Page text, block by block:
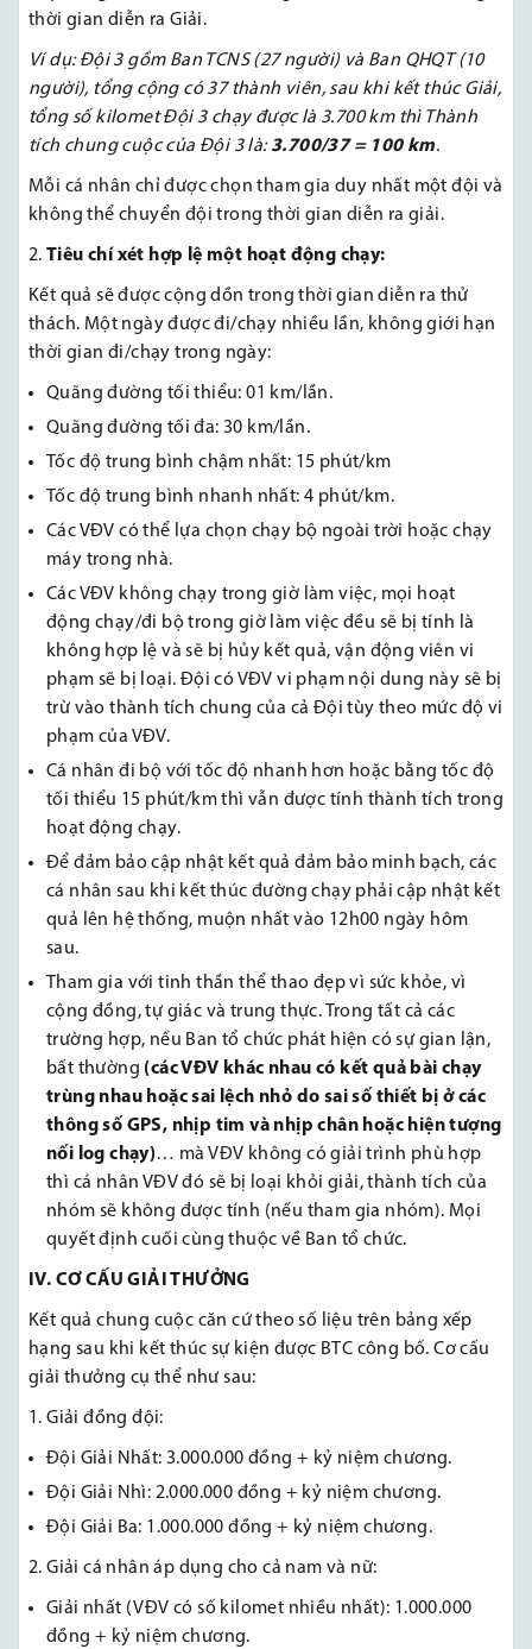
thời gian diễn ra Giải.
Ví dụ: Đội 3 gồm Ban TCNS (27 người) và Ban QHQT (10
người), tổng cộng có 37 thành viên, sau khi kết thúc Giải,
tổng số kilomet Đội 3 chạy được là 3.700 km thì Thành
tích chung cuộc của Đội 3 là:3.700/37 = 100 km.
Mỗi cá nhân chỉ được chọn tham gia duy nhất một đội và
không thể chuyển đội trong thời gian diễn ra giải.
Tiêu chí xét hợp lệ một hoạt động chạy:
Kết quả sẽ được cộng dồn trong thời gian diễn ra thử
thách. Một ngày được đi/chạy nhiều lần, không giới hạn
thời gian đi/chạy trong ngày:
Quãng đường tối thiểu: 01 km/lần.
Quãng đường tối đa: 30 km/lần.
Tốc độ trung bình chậm nhất: 15 phút/km
Tốc độ trung bình nhanh nhất: 4 phút/km.
Các VĐV có thể lựa chọn chạy bộ ngoài trời hoặc chạy
máy trong nhà.
Các VĐV không chạy trong giờ làm việc, mọi hoạt
động chạy/đi bộ trong giờ làm việc đều sẽ bị tính là
không hợp lệ và sẽ bị hủy kết quả, vận động viên vi
phạm sẽ bị loại. Đội có VĐV vi phạm nội dung này sẽ bị
trừ vào thành tích chung của cả Đội tùy theo mức độ vi
phạm của VĐV.
Cá nhân đi bộ với tốc độ nhanh hơn hoặc bằng tốc độ
tối thiểu 15 phút/km thì vẫn được tính thành tích trong
hoạt động chạy.
Để đảm bảo cập nhật kết quả đảm bảo minh bạch, các
cá nhân sau khi kết thúc đường chạy phải cập nhật kết
quả lên hệ thống, muộn nhất vào 12h00 ngày hôm
sau.
Tham gia với tinh thần thể thao đẹp vì sức khỏe, vì
cộng đồng, tự giác và trung thực. Trong tất cả các
trường hợp, nếu Ban tổ chức phát hiện có sự gian lận,
bất thường (các VĐV khác nhau có kết quả bài chạy
trùng nhau hoặc sai lệch nhỏ do sai số thiết bị ở các
thông số GPS, nhịp tim và nhịp chân hoặc hiện tượng
nối log chạy)… mà VĐV không có giải trình phù hợp
thì cá nhân VĐV đó sẽ bị loại khỏi giải, thành tích của
nhóm sẽ không được tính (nếu tham gia nhóm). Mọi
quyết định cuối cùng thuộc về Ban tổ chức.
IV. CƠ CẤU GIẢI THƯỞNG
Kết quả chung cuộc căn cứ theo số liệu trên bảng xếp
hạng sau khi kết thúc sự kiện được BTC công bố. Cơ cấu
giải thưởng cụ thể như sau:
1. Giải đồng đội:
Đội Giải Nhất: 3.000.000 đồng + kỷ niệm chương.
Đội Giải Nhì: 2.000.000 đồng + kỷ niệm chương.
Đội Giải Ba: 1.000.000 đồng + kỷ niệm chương.
2. Giải cá nhân áp dụng cho cả nam và nữ:
Giải nhất (VĐV có số kilomet nhiều nhất): 1.000.000
đồng + kỷ niệm chương.